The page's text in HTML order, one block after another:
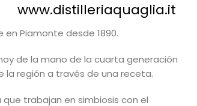
www.distilleriaquaglia.it
Piamonte desde 1890.
de la mano de la cuarta generación
la región a través de una receta.
trabajan en simbiosis con el